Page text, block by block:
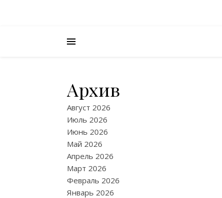
Архив
Август 2026
Июль 2026
Июнь 2026
Май 2026
Апрель 2026
Март 2026
Февраль 2026
Январь 2026